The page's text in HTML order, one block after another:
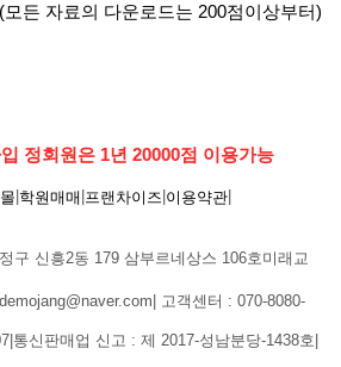
든 자료의 다운로드는 200점이상부터)
정회원은 1년 20000점 이용가능
학원매매 프랜차이즈 이용약관
구 신흥2동 179 삼부르네상스 106호미래교
고객센터 : 070-8080-
통신판매업 신고 : 제 2017-성남분당-1438호